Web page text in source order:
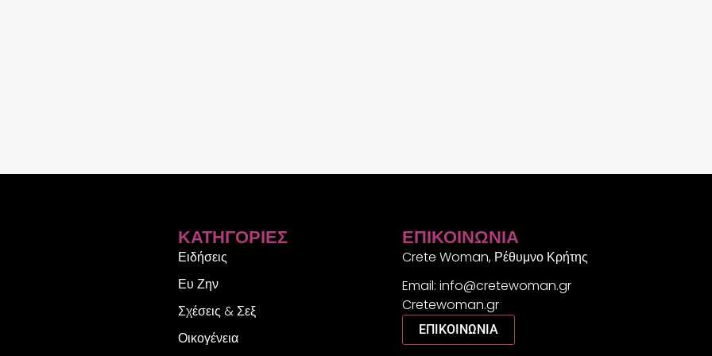
ΚΑΤΗΓΟΡΊΕΣ
Ειδήσεις
Ευ Ζην
Σχέσεις & Σεξ
Οικογένεια
ΕΠΙΚΟΙΝΩΝΊΑ
Crete Woman, Ρέθυμνο Κρήτης
Email: info@cretewoman.gr
Cretewoman.gr
ΕΠΙΚΟΙΝΩΝΙΑ